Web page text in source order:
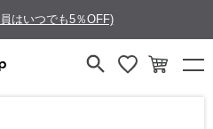
はいつでも5％OFF)